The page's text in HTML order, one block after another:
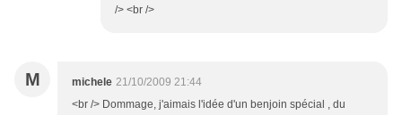
/> <br />
M michele 21/10/2009 21:44
<br /> Dommage, j'aimais l'idée d'un benjoin spécial , du